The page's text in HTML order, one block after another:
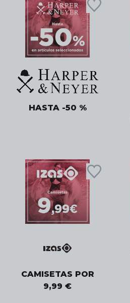
HASTA -50 %
CAMISETAS POR
9,99 €